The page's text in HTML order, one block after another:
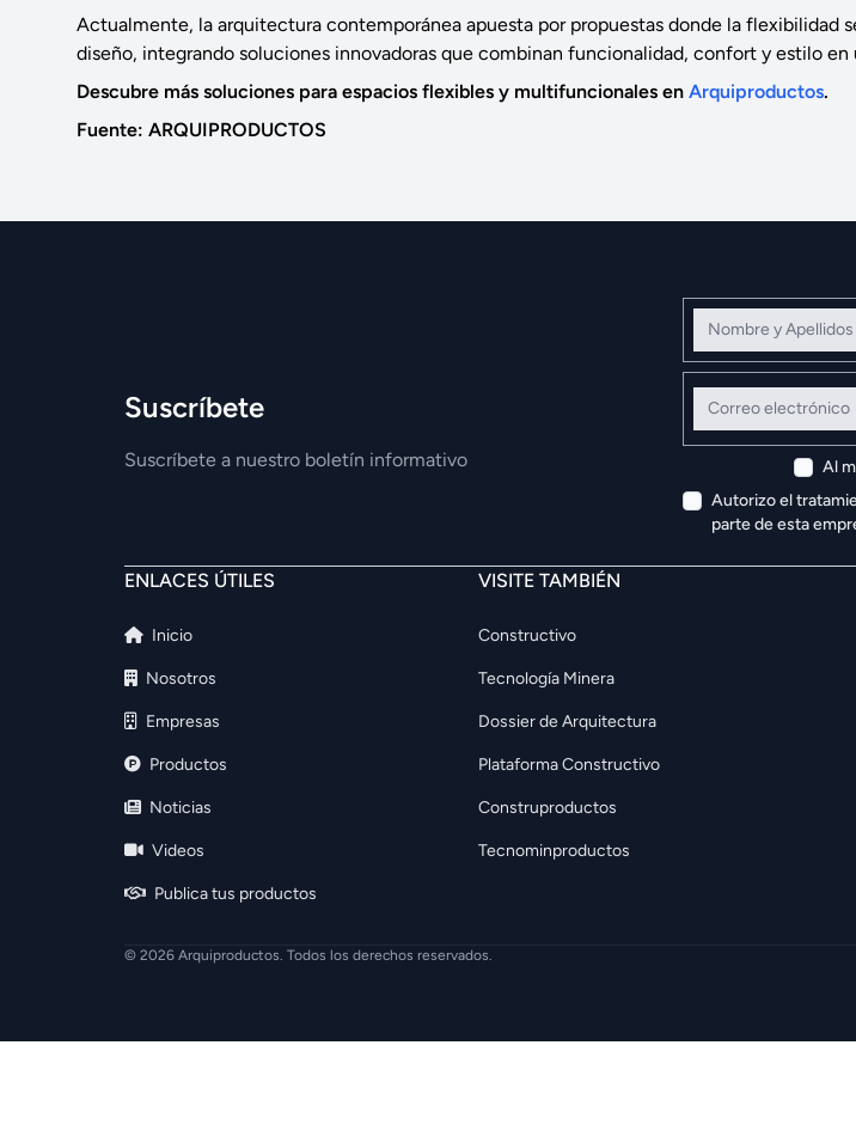
Actualmente, la arquitectura contemporánea apuesta por propuestas donde la flexibilidad
diseño, integrando soluciones innovadoras que combinan funcionalidad, confort y estilo en
Descubre más soluciones para espacios flexibles y multifuncionales en Arquiproductos.
Fuente: ARQUIPRODUCTOS
Suscríbete
Suscríbete a nuestro boletín informativo
Nombre y Apellidos
Correo electrónico
Al
Autorizo el
parte de esta
ENLACES ÚTILES
Inicio
Nosotros
Empresas
Productos
Noticias
Videos
Publica tus productos
VISITE TAMBIÉN
Constructivo
Tecnología Minera
Dossier de Arquitectura
Plataforma Constructivo
Construproductos
Tecnominproductos
© 2026 Arquiproductos. Todos los derechos reservados.